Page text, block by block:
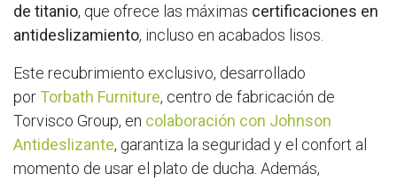
de titanio, que ofrece las máximas certificaciones en
antideslizamiento, incluso en acabados lisos.
Este recubrimiento exclusivo, desarrollado
por Torbath Furniture, centro de fabricación de
Torvisco Group, en colaboración con Johnson
Antideslizante, garantiza la seguridad y el confort al
momento de usar el plato de ducha. Además,